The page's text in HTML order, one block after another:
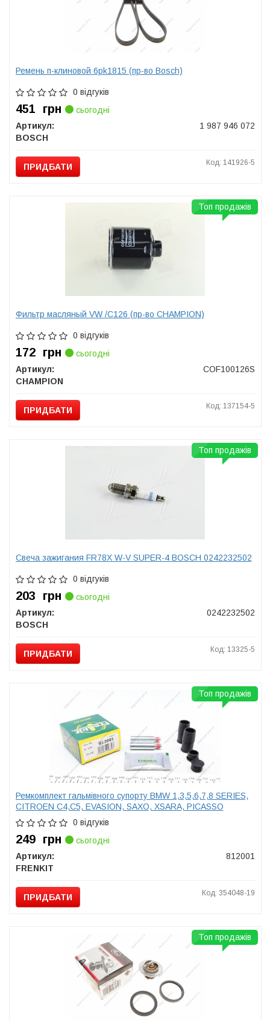
Ремень п-клиновой 6pk1815 (пр-во Bosch)
0 відгуків
451 грн
сьогодні
Артикул:
1 987 946 072
BOSCH
ПРИДБАТИ Код: 141926-5
Фильтр масляный VW /C126 (пр-во CHAMPION)
0 відгуків
172 грн
сьогодні
Артикул:
COF100126S
CHAMPION
ПРИДБАТИ Код: 137154-5
Топ продажів
Свеча зажигания FR78X W-V SUPER-4 BOSCH 0242232502
0 відгуків
203 грн
сьогодні
Артикул:
0242232502
BOSCH
ПРИДБАТИ Код: 13325-5
Топ продажів
Ремкомплект гальмівного супорту BMW 1,3,5,6,7,8 SERIES,
CITROEN C4,C5, EVASION, SAXO, XSARA, PICASSO
0 відгуків
249 грн
сьогодні
Артикул:
812001
FRENKIT
ПРИДБАТИ Код: 354048-19
Топ продажів
Топ продажів